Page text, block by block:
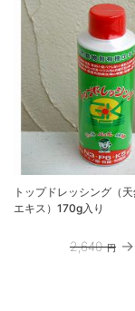
トップドレッシング（
エキス）170g入り
2,640 円